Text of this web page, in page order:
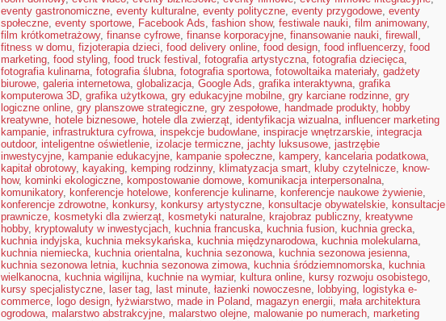
eventy gastronomiczne, eventy kulturalne, eventy polityczne, eventy przygodowe, eventy
społeczne, eventy sportowe, Facebook Ads, fashion show, festiwale nauki, film animowany,
film krótkometrażowy, finanse cyfrowe, finanse korporacyjne, finansowanie nauki, firewall ,
fitness w domu, fizjoterapia dzieci, food delivery online, food design, food influencerzy, food
marketing, food styling, food truck festival , fotografia artystyczna, fotografia dziecięca,
fotografia kulinarna, fotografia ślubna, fotografia sportowa, fotowoltaika materiały, gadżety
biurowe, galeria internetowa, globalizacja, Google Ads, grafika interaktywna, grafika
komputerowa 3D, grafika użytkowa, gry edukacyjne mobilne, gry karciane rodzinne, gry
logiczne online, gry planszowe strategiczne, gry zespołowe, handmade produkty, hobby
kreatywne, hotele biznesowe, hotele dla zwierząt, identyfikacja wizualna, influencer marketing
kampanie, infrastruktura cyfrowa, inspekcje budowlane, inspiracje wnętrzarskie, integracja
outdoor, inteligentne oświetlenie, izolacje termiczne, jachty luksusowe, jastrzębie
inwestycyjne, kampanie edukacyjne, kampanie społeczne, kampery, kancelaria podatkowa,
kapitał obrotowy, kayaking, kemping rodzinny, klimatyzacja smart, kluby czytelnicze, know-
how, kominki ekologiczne, kompostowanie domowe, komunikacja interpersonalna,
komunikatory, konferencje hotelowe, konferencje kulinarne, konferencje naukowe żywienie,
konferencje zdrowotne, konkursy, konkursy artystyczne, konsultacje obywatelskie, konsultacje
prawnicze, kosmetyki dla zwierząt, kosmetyki naturalne, krajobraz publiczny, kreatywne
hobby, kryptowaluty w inwestycjach, kuchnia francuska, kuchnia fusion, kuchnia grecka,
kuchnia indyjska, kuchnia meksykańska, kuchnia międzynarodowa, kuchnia molekularna,
kuchnia niemiecka, kuchnia orientalna, kuchnia sezonowa, kuchnia sezonowa jesienna,
kuchnia sezonowa letnia, kuchnia sezonowa zimowa, kuchnia śródziemnomorska, kuchnia
wielkanocna, kuchnia wigilijna, kuchnie na wymiar, kultura online, kursy rozwoju osobistego,
kursy specjalistyczne, laser tag, last minute, łazienki nowoczesne, lobbying, logistyka e-
commerce, logo design, łyżwiarstwo, made in Poland, magazyn energii, mała architektura
ogrodowa, malarstwo abstrakcyjne, malarstwo olejne, malowanie po numerach, marketing